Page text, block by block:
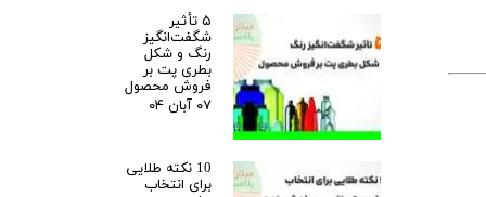
۵ تأثیر
شگفت‌انگیز
رنگ و شکل
بطری پت بر
فروش محصول
۰۷ آبان ۰۴
10 نکته طلایی
برای انتخاب